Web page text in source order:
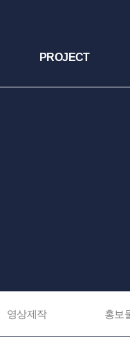
PROJECT
영상제작 홍보